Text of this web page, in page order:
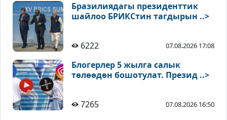
Бразилиядагы президенттик
шайлоо БРИКСтин тагдырын ..>
6222 07.08.2026 17:08
Блогерлер 5 жылга салык
төлөөдөн бошотулат. Презид ..>
7265 07.08.2026 16:50